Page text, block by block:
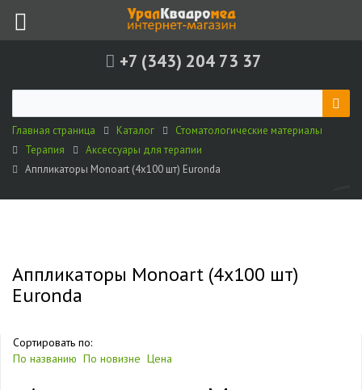
+7 (343) 204 73 37
Главная страница Каталог
Стоматологические материалы
Терапия
Аксессуары для терапии
Аппликаторы Monoart (4х100 шт) Euronda
Аппликаторы Monoart (4х100 шт)
Euronda
Сортировать по:
По названию По новизне Цена